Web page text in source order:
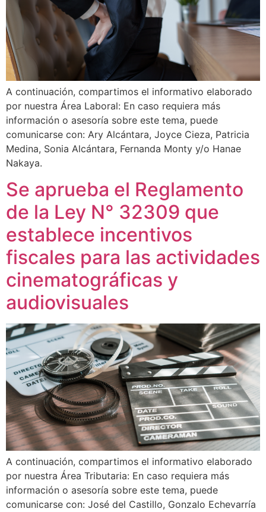
A continuación, compartimos el informativo elaborado
por nuestra Área Laboral: En caso requiera más
información o asesoría sobre este tema, puede
comunicarse con: Ary Alcántara, Joyce Cieza, Patricia
Medina, Sonia Alcántara, Fernanda Monty y/o Hanae
Nakaya.
Se aprueba el Reglamento
de la Ley N° 32309 que
establece incentivos
fiscales para las actividades
cinematográficas y
audiovisuales
A continuación, compartimos el informativo elaborado
por nuestra Área Tributaria: En caso requiera más
información o asesoría sobre este tema, puede
comunicarse con: José del Castillo, Gonzalo Echevarría